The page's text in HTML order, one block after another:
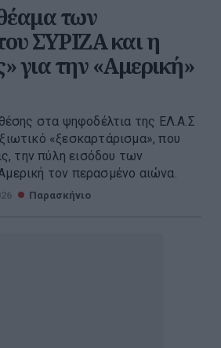
των
ΣΥΡΙΖΑ και η
για την «Αμερική»
στα ψηφοδέλτια της ΕΛ.Α.Σ
«ξεσκαρτάρισμα», που
την πύλη εισόδου των
τον περασμένο αιώνα.
Παρασκήνιο